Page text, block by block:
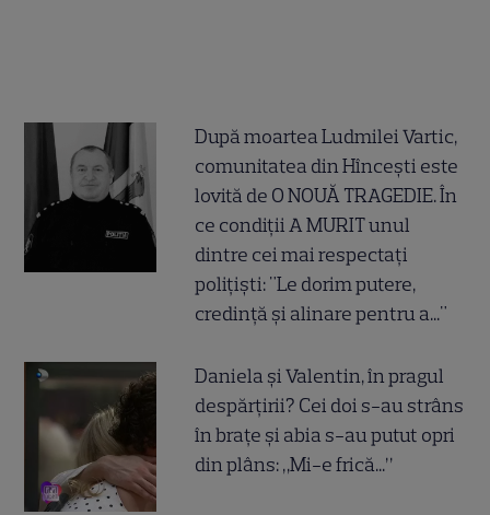
După moartea Ludmilei Vartic,
comunitatea din Hîncești este
lovită de O NOUĂ TRAGEDIE. În
ce condiții A MURIT unul
dintre cei mai respectați
polițiști: "Le dorim putere,
credință și alinare pentru a..."
Daniela și Valentin, în pragul
despărțirii? Cei doi s-au strâns
în brațe și abia s-au putut opri
din plâns: „Mi-e frică...”